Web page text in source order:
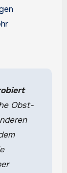
Obst-